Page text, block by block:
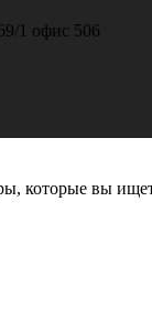
1 офис 506
которые вы